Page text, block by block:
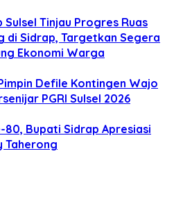
Tinjau Progres Ruas
di Sidrap, Targetkan Segera
Ekonomi Warga
Defile Kontingen Wajo
PGRI Sulsel 2026
Bupati Sidrap Apresiasi
Taherong